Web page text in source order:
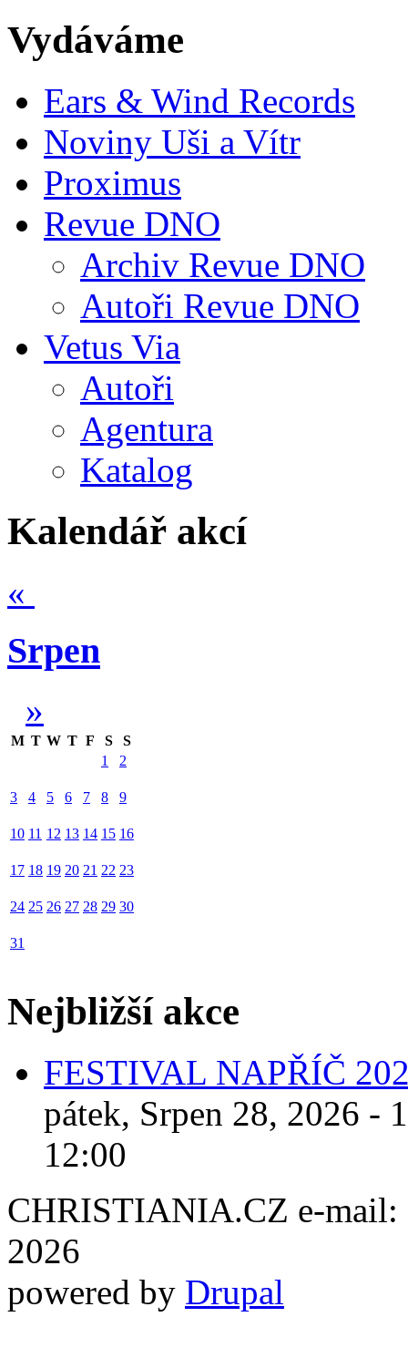
Vydáváme
Ears & Wind Records
Noviny Uši a Vítr
Proximus
Revue DNO
Archiv Revue DNO
Autoři Revue DNO
Vetus Via
Autoři
Agentura
Katalog
Kalendář akcí
«
Srpen
»
M T W T F S
S
1
2
3 4 5 6 7 8 9
10 11 12 13 14 15 16
17 18 19 20 21 22 23
24 25 26 27 28 29 30
31
Nejbližší akce
FESTIVAL NAPŘÍČ
pátek, Srpen 28, 2026 -
12:00
CHRISTIANIA.CZ e-mail:
2026
powered by Drupal